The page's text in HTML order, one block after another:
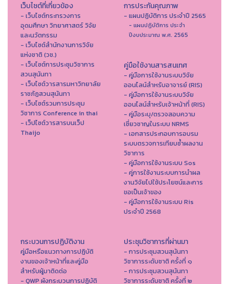
เว็บไซต์ที่เกี่ยวข้อง
- เว็บไซต์กระทรวงการ
อุดมศึกษา วิทยาศาสตร์ วิจัย
และนวัตกรรม
- เว็บไซต์สำนักงานการวิจัย
แห่งชาติ (วช.)
- เว็บไซต์การประชุมวิชาการ
สวนสุนันทา
- เว็บไซต์วารสารมหาวิทยาลัย
ราชภัฏสวนสุนันทา
- เว็บไซต์รวมการประชุม
วิชาการ Conference in thai
- เว็ปไซต์วารสารบนเว็ป
Thaijo
การประกันคุณภาพ
- แผนปฏิบัติการ ประจำปี 2565
- แผนปฏิบัติการ ประจำ
ปีงบประมาณ พ.ศ. 2565
คู่มือใช้งานสารสนเทศ
- คู่มือการใช้งานระบบวิจัย
ออนไลน์สำหรับอาจารย์ (RIS)
- คู่มือการใช้งานระบบวิจัย
ออนไลน์สำหรับเจ้าหน้าที่ (RIS)
- คู่มือระบุ/ตรวจสอบความ
เชี่ยวชาญในระบบ NRMS
- เอกสารประกอบการอบรม
ระบบตรวจการเทียบซ้ำผลงาน
วิชาการ
- คู่มือการใช้งานระบบ Sos
- คู่การใช้งานระบบการนำผล
งานวิจัยไปใช้ประโยชน์และการ
ขอเป็นเจ้าของ
- คู่มือการใช้งานระบบ Ris
ประจำปี 2568
กระบวนการปฏิบัติงาน
คู่มือหรือแนวทางการปฏิบัติ
งานของเจ้าหน้าที่และคู่มือ
สำหรับผู้มาติดต่อ
- QWP ผังกระบวนการปฏิบัติ
ประชุมวิชาการที่ผ่านมา
- การประชุมสวนสุนันทา
วิชาการระดับชาติ ครั้งที่ ๑
- การประชุมสวนสุนันทา
วิชาการระดับชาติ ครั้งที่ ๒